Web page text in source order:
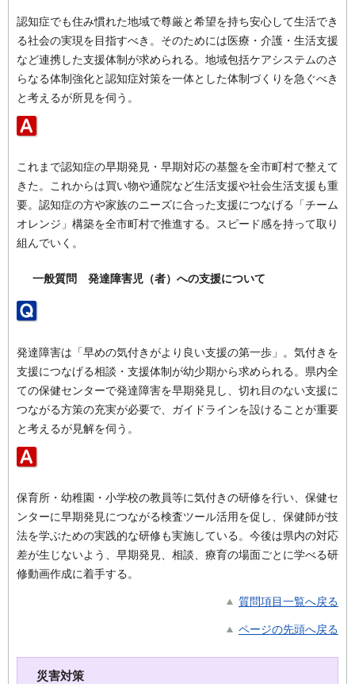
認知症でも住み慣れた地域で尊厳と希望を持ち安心して生活でき
る社会の実現を目指すべき。そのためには医療・介護・生活支援
など連携した支援体制が求められる。地域包括ケアシステムのさ
らなる体制強化と認知症対策を一体とした体制づくりを急ぐべき
と考えるが所見を伺う。
これまで認知症の早期発見・早期対応の基盤を全市町村で整えて
きた。これからは買い物や通院など生活支援や社会生活支援も重
要。認知症の方や家族のニーズに合った支援につなげる「チーム
オレンジ」構築を全市町村で推進する。スピード感を持って取り
組んでいく。
一般質問 発達障害児（者）への支援について
発達障害は「早めの気付きがより良い支援の第一歩」。気付きを
支援につなげる相談・支援体制が幼少期から求められる。県内全
ての保健センターで発達障害を早期発見し、切れ目のない支援に
つながる方策の充実が必要で、ガイドラインを設けることが重要
と考えるが見解を伺う。
保育所・幼稚園・小学校の教員等に気付きの研修を行い、保健セ
ンターに早期発見につながる検査ツール活用を促し、保健師が技
法を学ぶための実践的な研修も実施している。今後は県内の対応
差が生じないよう、早期発見、相談、療育の場面ごとに学べる研
修動画作成に着手する。
質問項目一覧へ戻る
ページの先頭へ戻る
災害対策